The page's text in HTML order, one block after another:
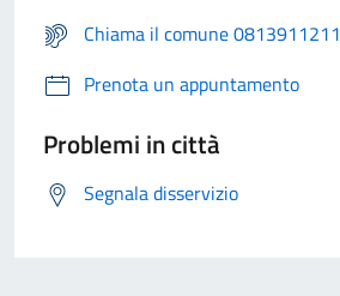
Chiama il comune 0813911211
Prenota un appuntamento
Problemi in città
Segnala disservizio